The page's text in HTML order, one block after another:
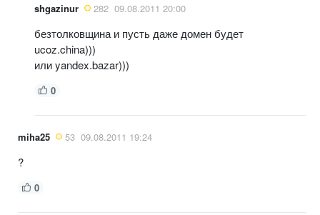
shgazinur 282 09.08.2011 20:00
безтолковщина и пусть даже домен будет
ucoz.china)))
или yandex.bazar)))
0
miha25 53 09.08.2011 19:24
?
0